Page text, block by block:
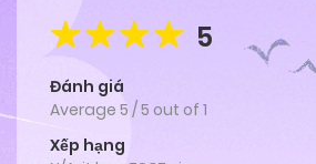
5
Đánh giá
Average 5 /5 out of 1
Xếp hạng